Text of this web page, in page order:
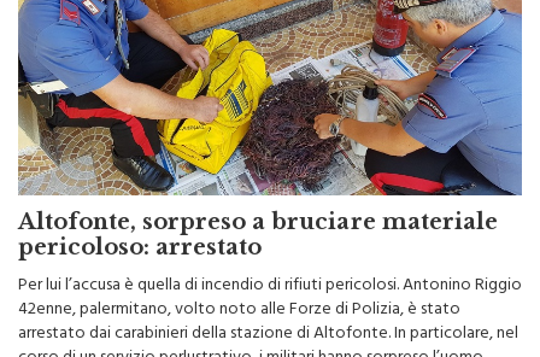
Altofonte, sorpreso a bruciare materiale
pericoloso: arrestato
Per lui l’accusa è quella di incendio di rifiuti pericolosi. Antonino Riggio
42enne, palermitano, volto noto alle Forze di Polizia, è stato